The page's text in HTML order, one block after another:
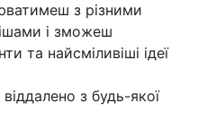
з різними
і зможеш
та найсміливіші ідеї
з будь-якої